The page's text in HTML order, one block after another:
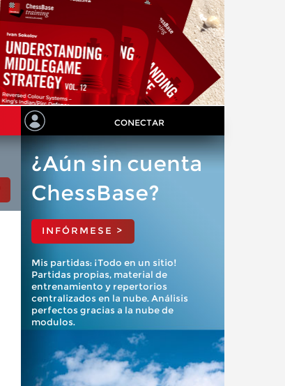
CONECTAR
¿Aún sin cuenta
ChessBase?
INFÓRMESE >
Mis partidas: ¡Todo en un sitio!
Partidas propias, material de
entrenamiento y repertorios
centralizados en la nube. Análisis
perfectos gracias a la nube de
modulos.